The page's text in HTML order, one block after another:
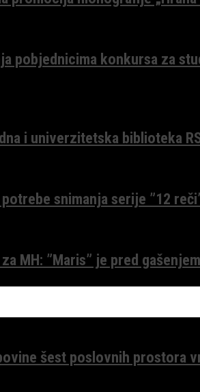
pobjednicima konkursa za
i univerzitetska biblioteka
snimanja serije ”12
MH: ”Maris” je pred
šest poslovnih prostora